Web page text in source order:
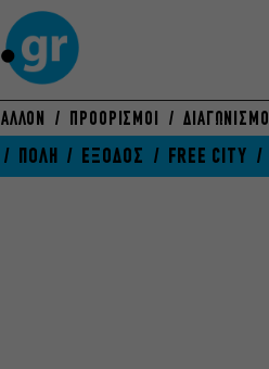
ΠΡΟΟΡΙΣΜΟΙ ΔΙΑΓΩΝΙΣΜΟΙ
ΠΟΛΗ ΕΞΟΔΟΣ FREE CITY